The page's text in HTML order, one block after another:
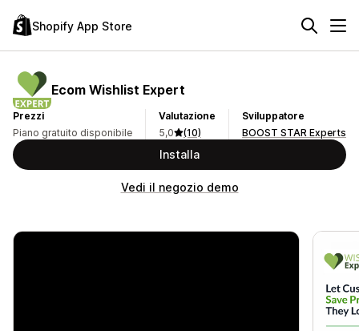
Shopify App Store
Ecom Wishlist Expert
Prezzi
Piano gratuito disponibile
Valutazione
5,0
(10)
Sviluppatore
BOOST STAR Experts
Installa
Vedi il negozio demo